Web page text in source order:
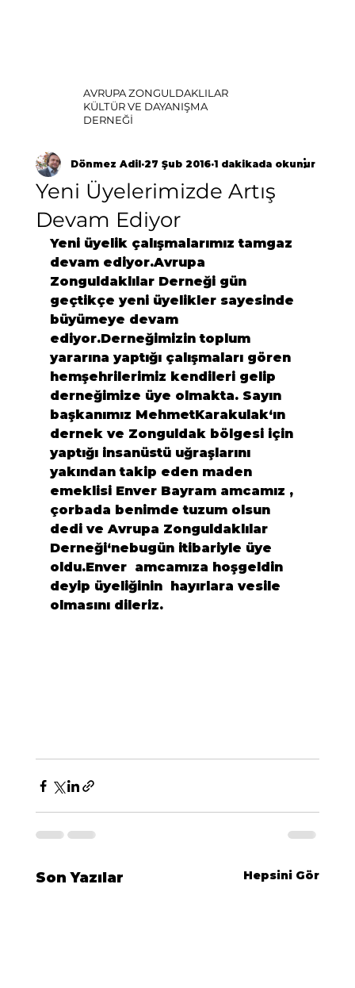
AVRUPA ZONGULDAKLILAR
KÜLTÜR VE DAYANIŞMA
DERNEĞİ
Yeni Üyelerimizde Artış
Devam Ediyor
Dönmez Adil 27 Şub 2016 1 dakikada okunur
Yeni üyelik çalışmalarımız tamgaz
devam ediyor.Avrupa
Zonguldaklılar Derneği gün
geçtikçe yeni üyelikler sayesinde
büyümeye devam
ediyor.Derneğimizin toplum
yararına yaptığı çalışmaları gören
hemşehrilerimiz kendileri gelip
derneğimize üye olmakta. Sayın
başkanımız MehmetKarakulak‘ın
dernek ve Zonguldak bölgesi için
yaptığı insanüstü uğraşlarını
yakından takip eden maden
emeklisi Enver Bayram amcamız ,
çorbada benimde tuzum olsun
dedi ve Avrupa Zonguldaklılar
Derneği‘nebugün itibariyle üye
oldu.Enver  amcamıza hoşgeldin
deyip üyeliğinin  hayırlara vesile
olmasını dileriz.
Son Yazılar Hepsini Gör